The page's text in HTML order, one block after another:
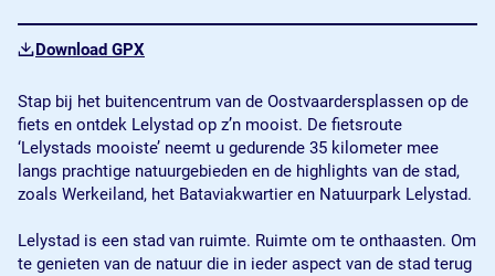
Download GPX
Stap bij het buitencentrum van de Oostvaardersplassen op de
fiets en ontdek Lelystad op z’n mooist. De fietsroute
‘Lelystads mooiste’ neemt u gedurende 35 kilometer mee
langs prachtige natuurgebieden en de highlights van de stad,
zoals Werkeiland, het Bataviakwartier en Natuurpark Lelystad.
Lelystad is een stad van ruimte. Ruimte om te onthaasten. Om
te genieten van de natuur die in ieder aspect van de stad terug